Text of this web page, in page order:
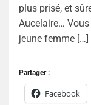
plus prisé, et
Aucelaire…
jeune femme […]
Partager :
Facebook